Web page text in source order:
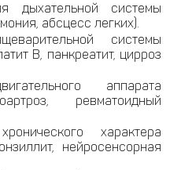
дыхательной системы
абсцесс легких).
системы
В, панкреатит, цирроз
аппарата
ревматоидный
характера
нейросенсорная